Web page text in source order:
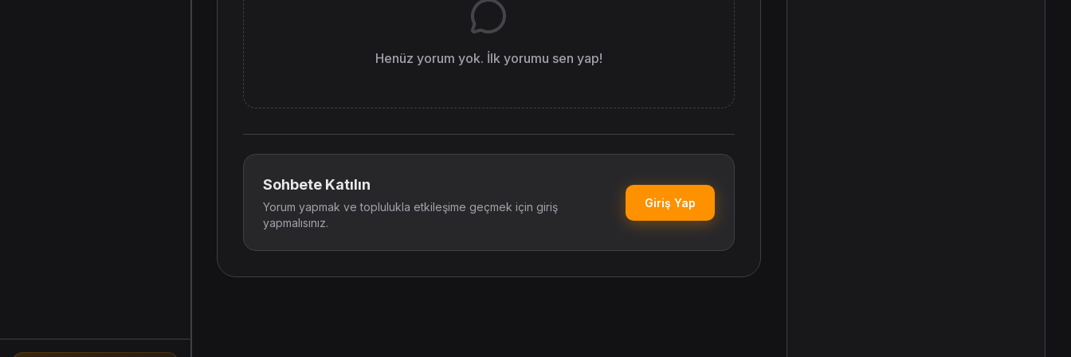
Henüz yorum yok. İlk yorumu sen yap!
Sohbete Katılın
Yorum yapmak ve toplulukla etkileşime geçmek için giriş
yapmalısınız.
Giriş Yap